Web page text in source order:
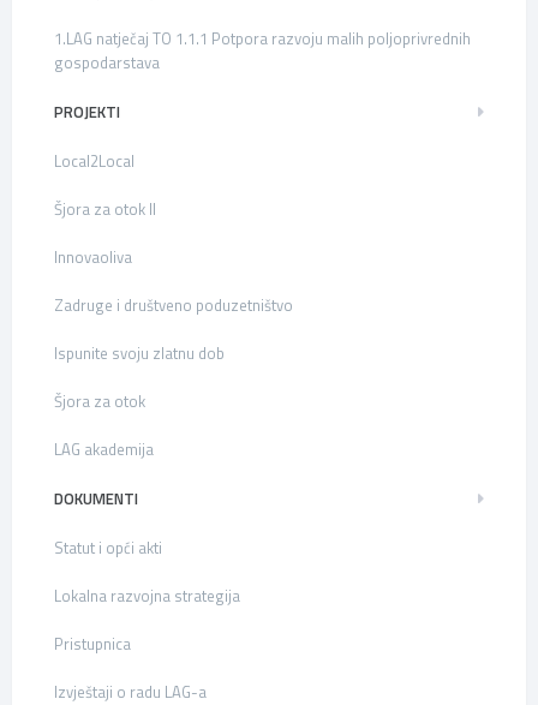
1.LAG natječaj TO 1.1.1 Potpora razvoju malih poljoprivrednih
gospodarstava
PROJEKTI
Local2Local
Šjora za otok II
Innovaoliva
Zadruge i društveno poduzetništvo
Ispunite svoju zlatnu dob
Šjora za otok
LAG akademija
DOKUMENTI
Statut i opći akti
Lokalna razvojna strategija
Pristupnica
Izvještaji o radu LAG-a